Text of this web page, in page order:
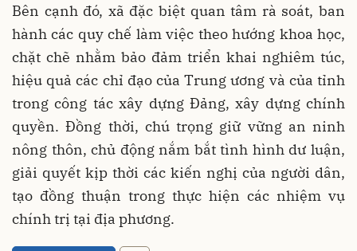
Bên cạnh đó, xã đặc biệt quan tâm rà soát, ban
hành các quy chế làm việc theo hướng khoa học,
chặt chẽ nhằm bảo đảm triển khai nghiêm túc,
hiệu quả các chỉ đạo của Trung ương và của tỉnh
trong công tác xây dựng Đảng, xây dựng chính
quyền. Đồng thời, chú trọng giữ vững an ninh
nông thôn, chủ động nắm bắt tình hình dư luận,
giải quyết kịp thời các kiến nghị của người dân,
tạo đồng thuận trong thực hiện các nhiệm vụ
chính trị tại địa phương.